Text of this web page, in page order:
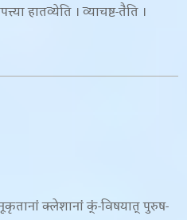
हातव्येति ।व्याचष्ट-तैति ।
क्लेशानां क्ं-विषयात् पुरुष-